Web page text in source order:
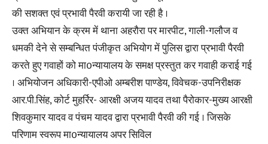
की सशक्त एवं प्रभावी पैरवी करायी जा रही है ।
उक्त अभियान के क्रम में थाना अहरौरा पर मारपीट, गाली-गलौज व
धमकी देने से सम्बन्धित पंजीकृत अभियोग में पुलिस द्वारा प्रभावी पैरवी
करते हुए गवाहों को मा0न्यायालय के समक्ष प्रस्तुत कर गवाही कराई गई
। अभियोजन अधिकारी-एपीओ अम्बरीश पाण्डेय, विवेचक-उपनिरीक्षक
आर.पी.सिंह, कोर्ट मुहर्रिर- आरक्षी अजय यादव तथा पैरोकार-मुख्य आरक्षी
शिवकुमार यादव व पंचम यादव द्वारा प्रभावी पैरवी की गई । जिसके
परिणाम स्वरूप मा0न्यायालय अपर सिविल